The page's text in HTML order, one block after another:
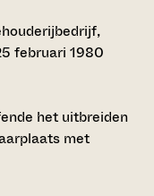
februari 1980
het uitbreiden
met